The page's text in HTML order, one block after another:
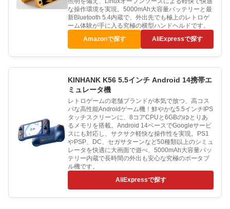
な操作環境を実現。5000mAh大容量バッテリーと最
新Bluetooth 5.4内蔵で、外出先でも極上のレトロゲ
ーム体験が手に入る究極の横型ハンドヘルドです。
Amazonで探す
AliExpressで探す
KINHANK K56 5.5インチ Android 14携帯エ
ミュレータ機
レトロゲームの老舗ブランドが本気で放つ、高コス
パな高性能Androidゲーム機！鮮やかな5.5インチIPS
タッチスクリーンに、8コアCPUと6GBのゆとりあ
るメモリを搭載。Android 14ベースでGoogleサービ
スにも対応し、サクサク軽快な操作性を実現。PS1
やPSP、DC、セガサターンなど50種類以上のシミュ
レータを快適に大画面で遊べ、5000mAh大容量バッ
テリー内蔵で長時間の外出も安心な究極のポータブ
ル機です。
AliExpressで探す